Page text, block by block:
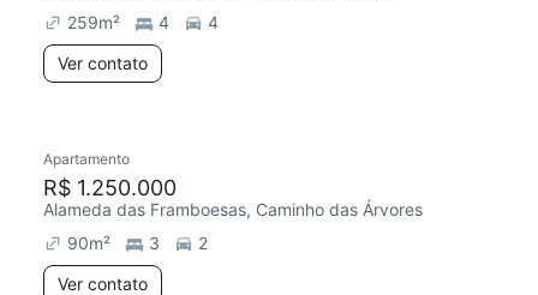
259m² 4
4
Ver contato
Apartamento
R$ 1.250.000
Alameda das Framboesas, Caminho das Árvores
90m² 3
2
Ver contato